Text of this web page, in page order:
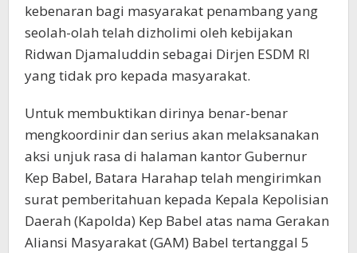
kebenaran bagi masyarakat penambang yang
seolah-olah telah dizholimi oleh kebijakan
Ridwan Djamaluddin sebagai Dirjen ESDM RI
yang tidak pro kepada masyarakat.
Untuk membuktikan dirinya benar-benar
mengkoordinir dan serius akan melaksanakan
aksi unjuk rasa di halaman kantor Gubernur
Kep Babel, Batara Harahap telah mengirimkan
surat pemberitahuan kepada Kepala Kepolisian
Daerah (Kapolda) Kep Babel atas nama Gerakan
Aliansi Masyarakat (GAM) Babel tertanggal 5